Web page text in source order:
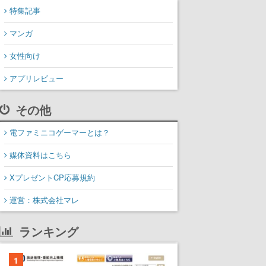
特集記事
マンガ
女性向け
アプリレビュー
その他
電ファミニコゲーマーとは？
媒体資料はこちら
XプレゼントCP応募規約
運営：株式会社マレ
ランキング
1